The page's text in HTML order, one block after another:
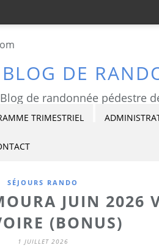
DE
Blog de randonnée pédestre
TRIMESTRIEL
SÉJOURS RANDO
JUIN 2026
(BONUS)
1 JUILLET 2026